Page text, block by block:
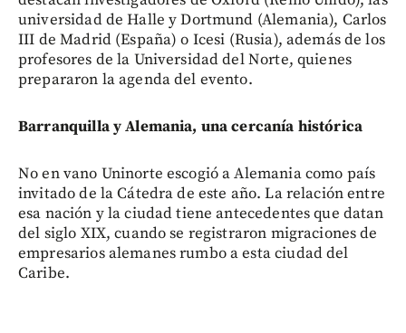
universidad de Halle y Dortmund (Alemania), Carlos
III de Madrid (España) o Icesi (Rusia), además de los
profesores de la Universidad del Norte, quienes
prepararon la agenda del evento.
Barranquilla y Alemania, una cercanía histórica
No en vano Uninorte escogió a Alemania como país
invitado de la Cátedra de este año. La relación entre
esa nación y la ciudad tiene antecedentes que datan
del siglo XIX, cuando se registraron migraciones de
empresarios alemanes rumbo a esta ciudad del
Caribe.